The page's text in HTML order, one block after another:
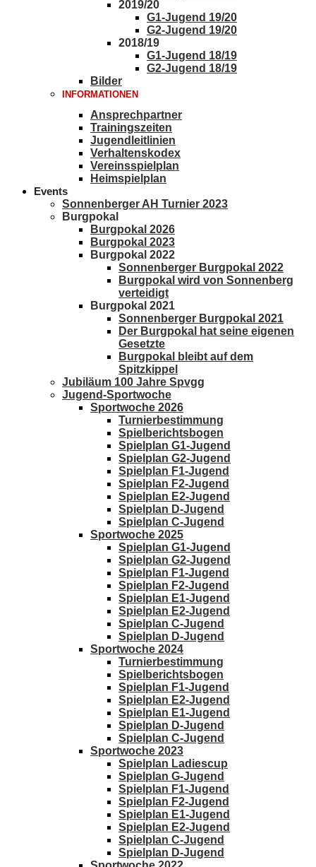
2019/20
G1-Jugend 19/20
G2-Jugend 19/20
2018/19
G1-Jugend 18/19
G2-Jugend 18/19
Bilder
INFORMATIONEN
Ansprechpartner
Trainingszeiten
Jugendleitlinien
Verhaltenskodex
Vereinsspielplan
Heimspielplan
Events
Sonnenberger AH Turnier 2023
Burgpokal
Burgpokal 2026
Burgpokal 2023
Burgpokal 2022
Sonnenberger Burgpokal 2022
Burgpokal wird von Sonnenberg
verteidigt
Burgpokal 2021
Sonnenberger Burgpokal 2021
Der Burgpokal hat seine eigenen
Gesetzte
Burgpokal bleibt auf dem
Spitzkippel
Jubiläum 100 Jahre Spvgg
Jugend-Sportwoche
Sportwoche 2026
Turnierbestimmung
Spielberichtsbogen
Spielplan G1-Jugend
Spielplan G2-Jugend
Spielplan F1-Jugend
Spielplan F2-Jugend
Spielplan E2-Jugend
Spielplan D-Jugend
Spielplan C-Jugend
Sportwoche 2025
Spielplan G1-Jugend
Spielplan G2-Jugend
Spielplan F1-Jugend
Spielplan F2-Jugend
Spielplan E1-Jugend
Spielplan E2-Jugend
Spielplan C-Jugend
Spielplan D-Jugend
Sportwoche 2024
Turnierbestimmung
Spielberichtsbogen
Spielplan F1-Jugend
Spielplan E2-Jugend
Spielplan E1-Jugend
Spielplan D-Jugend
Spielplan C-Jugend
Sportwoche 2023
Spielplan Ladiescup
Spielplan G-Jugend
Spielplan F1-Jugend
Spielplan F2-Jugend
Spielplan E1-Jugend
Spielplan E2-Jugend
Spielplan C-Jugend
Spielplan D-Jugend